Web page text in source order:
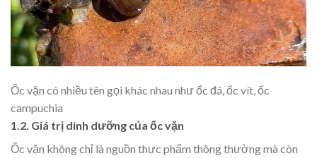
Ốc vặn có nhiều tên gọi khác nhau như ốc đá, ốc vít, ốc
campuchia
1.2. Giá trị dinh dưỡng của ốc vặn
Ốc vặn không chỉ là nguồn thực phẩm thông thường mà còn